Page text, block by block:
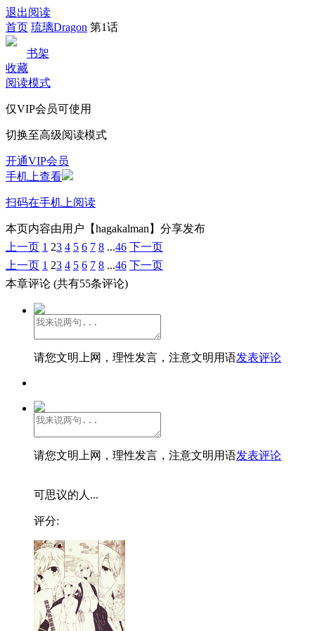
退出阅读
首页 琉璃Dragon 第1话
书架
收藏
阅读模式
仅VIP会员可使用
切换至高级阅读模式
开通VIP会员
手机上查看
扫码在手机上阅读
本页内容由用户【hagakalman】分享发布
上一页 1 23 4 5 6 7 8 ...46 下一页
上一页 1 23 4 5 6 7 8 ...46 下一页
本章评论 (共有55条评论)
请您文明上网，理性发言，注意文明用语发表评论
请您文明上网，理性发言，注意文明用语发表评论
可思议的人...
评分: